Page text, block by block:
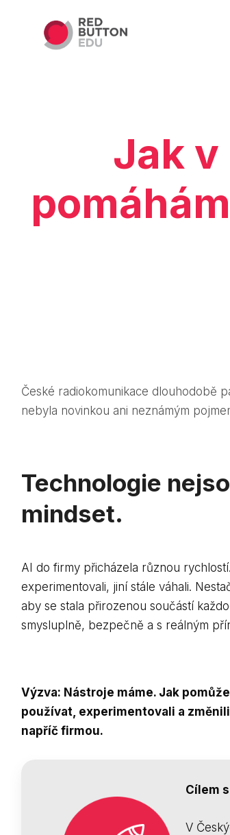
Jak
České radiokomunikace dlouhodobě
nebyla novinkou ani neznámým
Technologie
mindset.
AI do firmy přicházela různou
experimentovali, jiní stále váhali.
aby se stala přirozenou součástí
smysluplně, bezpečně a s reálným
Výzva: Nástroje máme. Jak
používat, experimentovali a
napříč firmou.
Cílem
V